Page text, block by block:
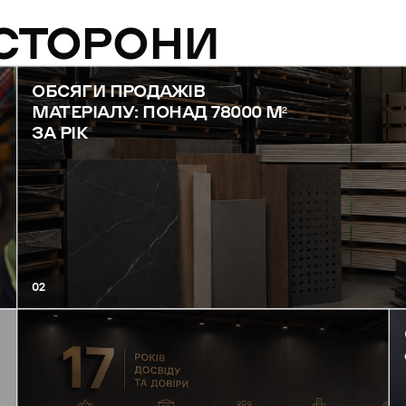
ОБСЯГИ ПРОДАЖІВ
МАТЕРІАЛУ: ПОНАД 78000 М²
ЗА РІК
02